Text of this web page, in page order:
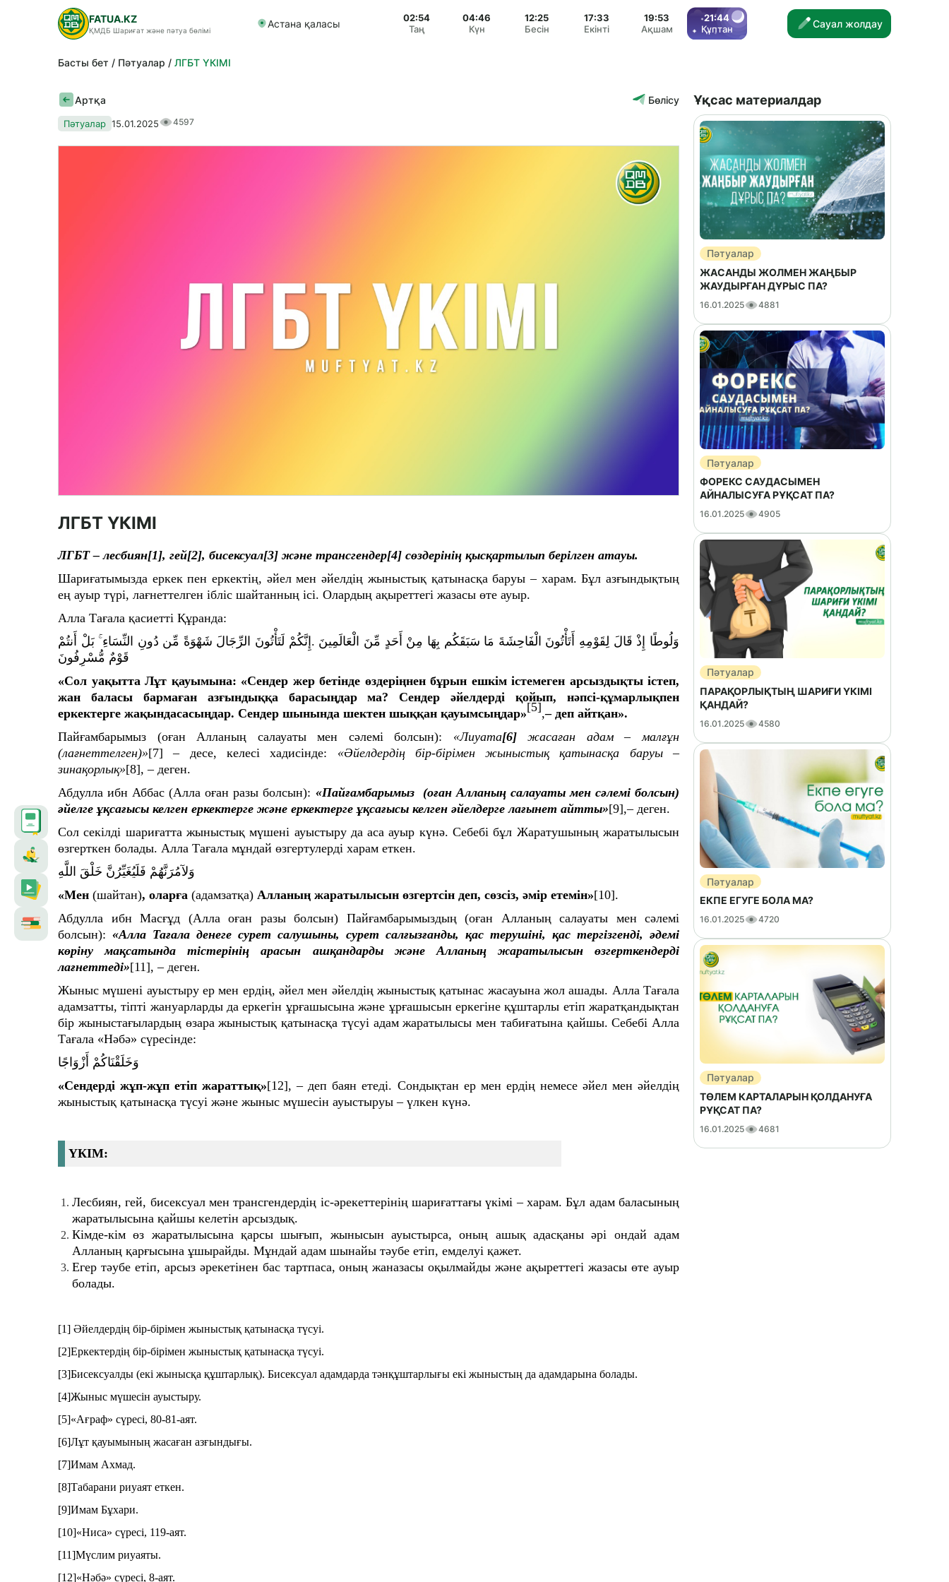
FATUA.KZ
ҚМДБ Шариғат және пәтуа бөлімі
Астана қаласы
02:54
Таң
04:46
Күн
12:25
Бесін
17:33
Екінті
19:53
Ақшам
21:44
Құптан
Сауал жолдау
Басты бет Пәтуалар ЛГБТ ҮКІМІ
Артқа Бөлісу
Пәтуалар 15.01.2025 4597
ЛГБТ ҮКІМІ
ЛГБТ – лесбиян[1], гей[2], бисексуал[3] және трансгендер[4] сөздерінің қысқартылып берілген атауы.
Шариғатымызда еркек пен еркектің, әйел мен әйелдің жыныстық қатынасқа баруы – харам. Бұл азғындықтың
ең ауыр түрі, лағнеттелген ібліс шайтанның ісі. Олардың ақыреттегі жазасы өте ауыр.
Алла Тағала қасиетті Құранда:
وَلُوطًا إِذْ قَالَ لِقَوْمِهِ أَتَأْتُونَ الْفَاحِشَةَ مَا سَبَقَكُم بِهَا مِنْ أَحَدٍ مِّنَ الْعَالَمِينَ .إِنَّكُمْ لَتَأْتُونَ الرِّجَالَ شَهْوَةً مِّن دُونِ النِّسَاءِ ۚ بَلْ أَنتُمْ
قَوْمٌ مُّسْرِفُونَ
«Сол уақытта Лұт қауымына: «Сендер жер бетінде өздеріңнен бұрын ешкім істемеген арсыздықты істеп,
жан баласы бармаған азғындыққа барасыңдар ма? Сендер әйелдерді қойып, нәпсі-құмарлықпен
еркектерге жақындасасыңдар. Сендер шынында шектен шыққан қауымсыңдар»[5],– деп айтқан».
Пайғамбарымыз (оған Алланың салауаты мен сәлемі болсын): «Лиуата[6]жасаған адам – малғұн
(лағнеттелген)»[7] – десе, келесі хадисінде: «Әйелдердің бір-бірімен жыныстық қатынасқа баруы –
зинақорлық»[8], –деген.
Абдулла ибн Аббас (Алла оған разы болсын): «Пайғамбарымыз (оған Алланың салауаты мен сәлемі болсын)
әйелге ұқсағысы келген еркектерге және еркектерге ұқсағысы келген әйелдерге лағынет айтты»[9],– деген.
Сол секілді шариғатта жыныстық мүшені ауыстыру да аса ауыр күнә. Себебі бұл Жаратушының жаратылысын
өзгерткен болады. Алла Тағала мұндай өзгертулерді харам еткен.
«Мен (шайтан), оларға (адамзатқа) Алланың жаратылысын өзгертсін деп, сөзсіз, әмір етемін»[10].
Абдулла ибн Масғұд (Алла оған разы болсын) Пайғамбарымыздың (оған Алланың салауаты мен сәлемі
болсын): «Алла Тағала денеге сурет салушыны, сурет салғызғанды, қас терушіні, қас тергізгенді, әдемі
көріну мақсатында тістерінің арасын ашқандарды және Алланың жаратылысын өзгерткендерді
лағнеттеді»[11], – деген.
Жыныс мүшені ауыстыру ер мен ердің, әйел мен әйелдің жыныстық қатынас жасауына жол ашады. Алла Тағала
адамзатты, тіпті жануарларды да еркегін ұрғашысына және ұрғашысын еркегіне құштарлы етіп жаратқандықтан
бір жыныстағылардың өзара жыныстық қатынасқа түсуі адам жаратылысы мен табиғатына қайшы. Себебі Алла
Тағала «Нәбә» сүресінде:
وَخَلَقْنَاكُمْ أَزْوَاجًا
«Сендерді жұп-жұп етіп жараттық»[12], – деп баян етеді. Сондықтан ер мен ердің немесе әйел мен әйелдің
жыныстық қатынасқа түсуі және жыныс мүшесін ауыстыруы – үлкен күнә.
ҮКІМ:
Лесбиян, гей, бисексуал мен трансгендердің іс-әрекеттерінің шариғаттағы үкімі – харам. Бұл адам баласының
жаратылысына қайшы келетін арсыздық.
Кімде-кім өз жаратылысына қарсы шығып, жынысын ауыстырса, оның ашық адасқаны әрі ондай адам
Алланың қарғысына ұшырайды. Мұндай адам шынайы тәубе етіп, емделуі қажет.
Егер тәубе етіп, арсыз әрекетінен бас тартпаса, оның жаназасы оқылмайды және ақыреттегі жазасы өте ауыр
болады.
[1] Әйелдердің бір-бірімен жыныстық қатынасқа түсуі.
[2]Еркектердің бір-бірімен жыныстық қатынасқа түсуі.
[3]Бисексуалды (екі жынысқа құштарлық). Бисексуал адамдарда тәнқұштарлығы екі жыныстың да адамдарына болады.
[4]Жыныс мүшесін ауыстыру.
[5]«Ағраф» сүресі, 80-81-аят.
[6]Лұт қауымының жасаған азғындығы.
[7]Имам Ахмад.
[8]Табарани риуаят еткен.
[9]Имам Бұхари.
[10]«Ниса» сүресі, 119-аят.
[11]Мүслим риуаяты.
[12]«Нәбә» сүресі, 8-аят.
Ұқсас материалдар
Пәтуалар
ЖАСАНДЫ ЖОЛМЕН ЖАҢБЫР
ЖАУДЫРҒАН ДҰРЫС ПА?
16.01.2025 4881
Пәтуалар
ФОРЕКС САУДАСЫМЕН
АЙНАЛЫСУҒА РҰҚСАТ ПА?
16.01.2025 4905
Пәтуалар
ПАРАҚОРЛЫҚТЫҢ ШАРИҒИ ҮКІМІ
ҚАНДАЙ?
16.01.2025 4580
Пәтуалар
ЕКПЕ ЕГУГЕ БОЛА МА?
16.01.2025 4720
Пәтуалар
ТӨЛЕМ КАРТАЛАРЫН ҚОЛДАНУҒА
РҰҚСАТ ПА?
16.01.2025 4681